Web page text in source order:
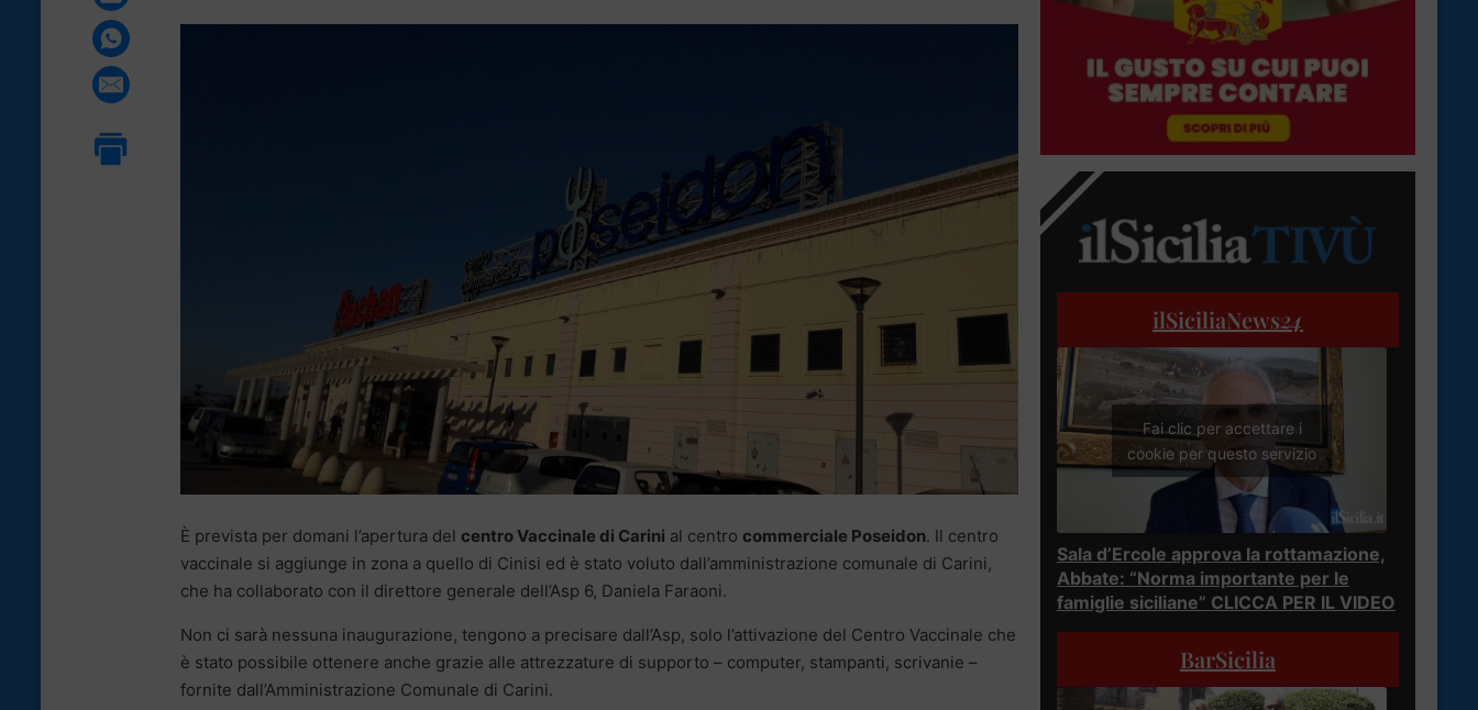
È prevista per domani l’apertura del centro Vaccinale di Carini al centro commerciale Poseidon. Il centro
vaccinale si aggiunge in zona a quello di Cinisi ed è stato voluto dall’amministrazione comunale di Carini,
che ha collaborato con il direttore generale dell’Asp 6, Daniela Faraoni.
Non ci sarà nessuna inaugurazione, tengono a precisare dall’Asp, solo l’attivazione del Centro Vaccinale che
è stato possibile ottenere anche grazie alle attrezzature di supporto – computer, stampanti, scrivanie –
fornite dall’Amministrazione Comunale di Carini.
ilSiciliaNews24
Fai clic per accettare i
cookie per questo servizio
Sala d’Ercole approva la rottamazione,
Abbate: “Norma importante per le
famiglie siciliane” CLICCA PER IL VIDEO
BarSicilia